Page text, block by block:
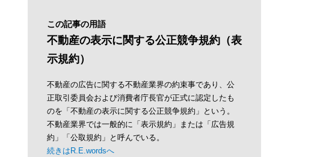
この記事の用語
不動産の表示に関する公正競争規約（表
示規約）
不動産の広告に関する不動産業界の約束事であり、公
正取引委員会および消費者庁長官が正式に認定したも
のを「不動産の表示に関する公正競争規約」という。
不動産業界では一般的に「表示規約」または「広告規
約」「公取規約」と呼んでいる。
続きはR.E.wordsへ